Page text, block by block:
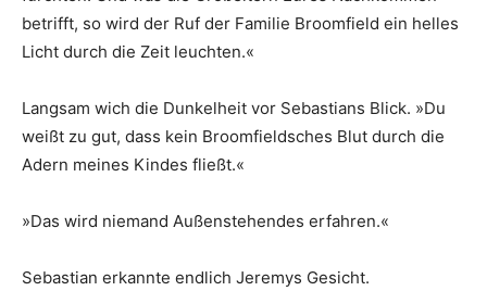
betrifft, so wird der Ruf der Familie Broomfield ein helles
Licht durch die Zeit leuchten.«
Langsam wich die Dunkelheit vor Sebastians Blick. »Du
weißt zu gut, dass kein Broomfieldsches Blut durch die
Adern meines Kindes fließt.«
»Das wird niemand Außenstehendes erfahren.«
Sebastian erkannte endlich Jeremys Gesicht.